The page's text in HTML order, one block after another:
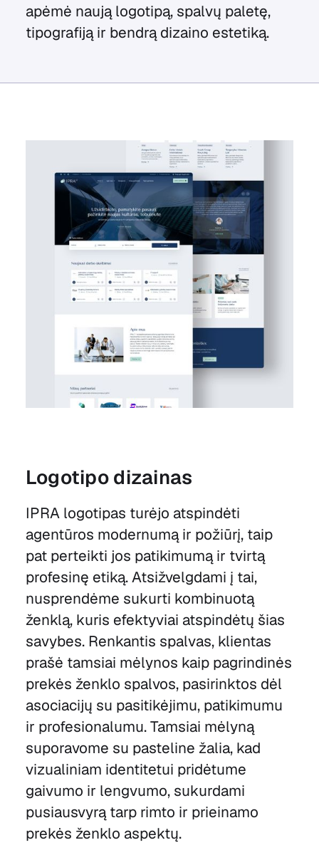
apėmė naują logotipą, spalvų paletę,
tipografiją ir bendrą dizaino estetiką.
Logotipo dizainas
IPRA logotipas turėjo atspindėti
agentūros modernumą ir požiūrį, taip
pat perteikti jos patikimumą ir tvirtą
profesinę etiką. Atsižvelgdami į tai,
nusprendėme sukurti kombinuotą
ženklą, kuris efektyviai atspindėtų šias
savybes. Renkantis spalvas, klientas
prašė tamsiai mėlynos kaip pagrindinės
prekės ženklo spalvos, pasirinktos dėl
asociacijų su pasitikėjimu, patikimumu
ir profesionalumu. Tamsiai mėlyną
suporavome su pasteline žalia, kad
vizualiniam identitetui pridėtume
gaivumo ir lengvumo, sukurdami
pusiausvyrą tarp rimto ir prieinamo
prekės ženklo aspektų.